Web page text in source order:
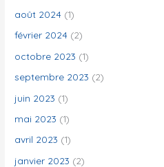
août 2024 (1)
février 2024 (2)
octobre 2023 (1)
septembre 2023 (2)
juin 2023 (1)
mai 2023 (1)
avril 2023 (1)
janvier 2023 (2)